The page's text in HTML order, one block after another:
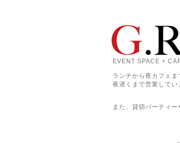
EVENT SPACE +
ランチから夜カフェ
夜遅くまで営業して
また、貸切パーティ